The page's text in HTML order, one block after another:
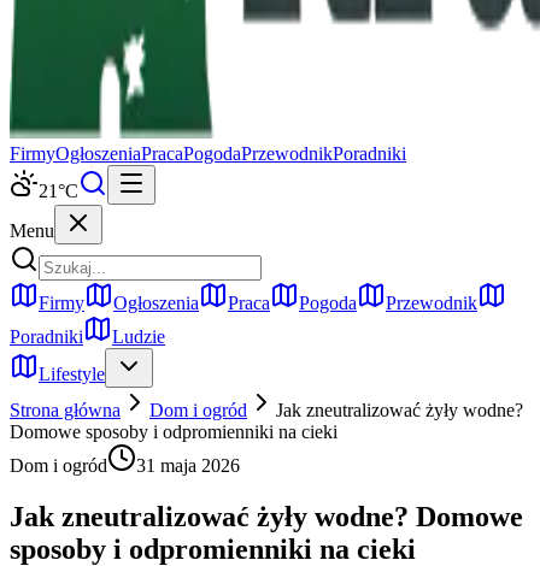
FirmyOgłoszeniaPracaPogodaPrzewodnikPoradniki
21°C
Menu
Firmy Ogłoszenia Praca Pogoda
Przewodnik
Poradniki
Ludzie
Lifestyle
Strona główna
Dom i ogród
Jak zneutralizować żyły wodne?
Domowe sposoby i odpromienniki na cieki
Dom i ogród
31 maja 2026
Jak zneutralizować żyły wodne? Domowe
sposoby i odpromienniki na cieki